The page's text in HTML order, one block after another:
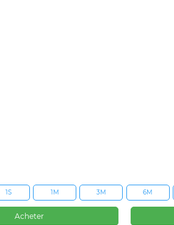
1S 1M 3M 6M
Acheter